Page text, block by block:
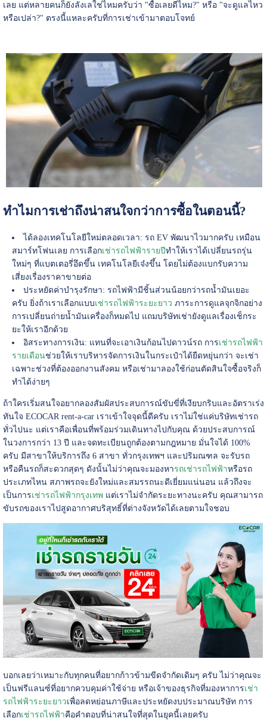
เลย แต่หลายคนก็ยังลังเลใช่ไหมครับว่า "ซื้อเลยดีไหม?" หรือ "จะดูแลไหว
หรือเปล่า?" ตรงนี้แหละครับที่การเช่าเข้ามาตอบโจทย์
ทำไมการเช่าถึงน่าสนใจกว่าการซื้อในตอนนี้?
ได้ลองเทคโนโลยีใหม่ตลอดเวลา: รถ EV พัฒนาไวมากครับ เหมือน
สมาร์ทโฟนเลย การเลือกเช่ารถไฟฟ้ารายปีทำให้เราได้เปลี่ยนรถรุ่น
ใหม่ๆ ที่แบตเตอรี่อึดขึ้น เทคโนโลยีเจ๋งขึ้น โดยไม่ต้องแบกรับความ
เสี่ยงเรื่องราคาขายต่อ
ประหยัดค่าบำรุงรักษา: รถไฟฟ้ามีชิ้นส่วนน้อยกว่ารถน้ำมันเยอะ
ครับ ยิ่งถ้าเราเลือกแบบเช่ารถไฟฟ้าระยะยาว ภาระการดูแลจุกจิกอย่าง
การเปลี่ยนถ่ายน้ำมันเครื่องก็หมดไป แถมบริษัทเช่ายังดูแลเรื่องเช็กระ
ยะให้เราอีกด้วย
อิสระทางการเงิน: แทนที่จะเอาเงินก้อนไปดาวน์รถ การเช่ารถไฟฟ้า
รายเดือนช่วยให้เราบริหารจัดการเงินในกระเป๋าได้ยืดหยุ่นกว่า จะเช่า
เฉพาะช่วงที่ต้องออกงานสังคม หรือเช่ามาลองใช้ก่อนตัดสินใจซื้อจริงก็
ทำได้ง่ายๆ
ถ้าใครเริ่มสนใจอยากลองสัมผัสประสบการณ์ขับขี่ที่เงียบกริบและอัตราเร่ง
ทันใจ ECOCAR rent-a-car เราเข้าใจจุดนี้ดีครับ เราไม่ใช่แค่บริษัทเช่ารถ
ทั่วไปนะ แต่เราคือเพื่อนที่พร้อมร่วมเดินทางไปกับคุณ ด้วยประสบการณ์
ในวงการกว่า 13 ปี และจดทะเบียนถูกต้องตามกฎหมาย มั่นใจได้ 100%
ครับ มีสาขาให้บริการถึง 6 สาขา ทั่วกรุงเทพฯ และปริมณฑล จะรับรถ
หรือคืนรถก็สะดวกสุดๆ ดังนั้นไม่ว่าคุณจะมองหารถเช่ารถไฟฟ้าหรือรถ
ประเภทไหน สภาพรถจะยังใหม่และสมรรถนะดีเยี่ยมแน่นอน แล้วถึงจะ
เป็นการเช่ารถไฟฟ้ากรุงเทพ แต่เราไม่จำกัดระยะทางนะครับ คุณสามารถ
ขับรถของเราไปสูดอากาศบริสุทธิ์ที่ต่างจังหวัดได้เลยตามใจชอบ
บอกเลยว่าเหมาะกับทุกคนที่อยากก้าวข้ามขีดจำกัดเดิมๆ ครับ ไม่ว่าคุณจะ
เป็นฟรีแลนซ์ที่อยากควบคุมค่าใช้จ่าย หรือเจ้าของธุรกิจที่มองหาการเช่า
รถไฟฟ้าระยะยาวเพื่อลดหย่อนภาษีและประหยัดงบประมาณบริษัท การ
เลือกเช่ารถไฟฟ้าคือคำตอบที่น่าสนใจที่สุดในยุคนี้เลยครับ